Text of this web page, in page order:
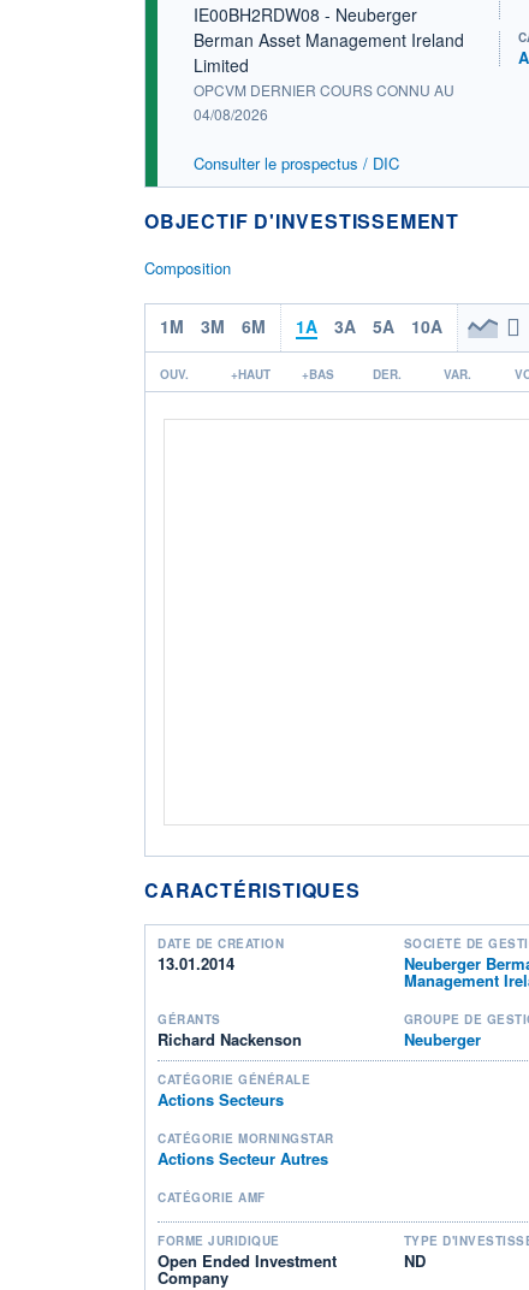
IE00BH2RDW08 - Neuberger
Berman Asset Management Ireland
Limited
OPCVM DERNIER COURS CONNU AU
04/08/2026
Consulter le prospectus / DIC
OBJECTIF D'INVESTISSEMENT
Composition
1M 3M 6M 1A 3A 5A 10A
OUV. +HAUT +BAS DER. VAR.
CARACTÉRISTIQUES
DATE DE CRÉATION
13.01.2014
SOCIÉTÉ DE
Neuberger
Management
GÉRANTS
Richard Nackenson
GROUPE DE
Neuberger
CATÉGORIE GÉNÉRALE
Actions Secteurs
CATÉGORIE MORNINGSTAR
Actions Secteur Autres
CATÉGORIE AMF
FORME JURIDIQUE
Open Ended Investment
Company
TYPE
ND